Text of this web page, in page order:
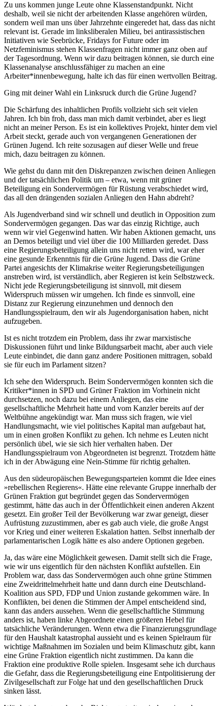
Zu uns kommen junge Leute ohne Klassenstandpunkt. Nicht
deshalb, weil sie nicht der arbeitenden Klasse angehören würden,
sondern weil man uns über Jahrzehnte eingeredet hat, dass das nicht
relevant ist. Gerade im linksliberalen Milieu, bei antirassistischen
Initiativen wie Seebrücke, Fridays for Future oder im
Netzfeminismus stehen Klassenfragen nicht immer ganz oben auf
der Tagesordnung. Wenn wir dazu beitragen können, sie durch eine
Klassenanalyse anschlussfähiger zu machen an eine
Arbeiter*innenbewegung, halte ich das für einen wertvollen Beitrag.
Ging mit deiner Wahl ein Linksruck durch die Grüne Jugend?
Die Schärfung des inhaltlichen Profils vollzieht sich seit vielen
Jahren. Ich bin froh, dass man mich damit verbindet, aber es liegt
nicht an meiner Person. Es ist ein kollektives Projekt, hinter dem viel
Arbeit steckt, gerade auch von vergangenen Generationen der
Grünen Jugend. Ich reite sozusagen auf dieser Welle und freue
mich, dazu beitragen zu können.
Wie gehst du dann mit den Diskrepanzen zwischen deinen Anliegen
und der tatsächlichen Politik um – etwa, wenn mit grüner
Beteiligung ein Sondervermögen für Rüstung verabschiedet wird,
das all den drängenden sozialen Anliegen den Hahn abdreht?
Als Jugendverband sind wir schnell und deutlich in Opposition zum
Sondervermögen gegangen. Das war das einzig Richtige, auch
wenn wir viel Gegenwind hatten. Wir haben Aktionen gemacht, uns
an Demos beteiligt und viel über die 100 Milliarden geredet. Dass
eine Regierungsbeteiligung allein uns nicht retten wird, war eher
eine gesunde Erkenntnis für die Grüne Jugend. Dass die Grüne
Partei angesichts der Klimakrise weiter Regierungsbeteiligungen
anstreben wird, ist verständlich, aber Regieren ist kein Selbstzweck.
Nicht jede Regierungsbeteiligung ist sinnvoll, mit diesem
Widerspruch müssen wir umgehen. Ich finde es sinnvoll, eine
Distanz zur Regierung einzunehmen und dennoch den
Handlungsspielraum, den wir als Jugendorganisation haben, nicht
aufzugeben.
Ist es nicht trotzdem ein Problem, dass ihr zwar marxistische
Diskussionen führt und linke Bildungsarbeit macht, aber auch viele
Leute einbindet, die dann ganz andere Positionen mittragen, sobald
sie für euch im Parlament sitzen?
Ich sehe den Widerspruch. Beim Sondervermögen konnten sich die
Kritiker*innen in SPD und Grüner Fraktion im Vorhinein nicht
durchsetzen, noch dazu bei einem Anliegen, das eine
gesellschaftliche Mehrheit hatte und vom Kanzler bereits auf der
Weltbühne angekündigt war. Man muss sich fragen, wie viel
Handlungsmacht, wie viel politisches Kapital man aufgebaut hat,
um in einen großen Konflikt zu gehen. Ich nehme es Leuten nicht
persönlich übel, wie sie sich hier verhalten haben. Der
Handlungsspielraum von Abgeordneten ist begrenzt. Trotzdem hätte
ich in der Abwägung eine Nein-Stimme für richtig gehalten.
Aus den südeuropäischen Bewegungsparteien kommt die Idee eines
»rebellischen Regierens«. Hätte eine relevante Gruppe innerhalb der
Grünen Fraktion gut begründet gegen das Sondervermögen
gestimmt, hätte das auch in der Öffentlichkeit einen anderen Akzent
gesetzt. Ein großer Teil der Bevölkerung war zwar geneigt, dieser
Aufrüstung zuzustimmen, aber es gab auch viele, die große Angst
vor Krieg und einer weiteren Eskalation hatten. Selbst innerhalb der
parlamentarischen Logik hätte es also andere Optionen gegeben.
Ja, das wäre eine Möglichkeit gewesen. Damit stellt sich die Frage,
wie wir uns eigentlich für den nächsten Konflikt aufstellen. Ein
Problem war, dass das Sondervermögen auch ohne grüne Stimmen
eine Zweidrittelmehrheit hatte und dann durch eine Deutschland-
Koalition aus SPD, FDP und Union zustande gekommen wäre. In
Konflikten, bei denen die Stimmen der Ampel entscheidend sind,
kann das anders aussehen. Wenn die gesellschaftliche Stimmung
anders ist, haben linke Abgeordnete einen größeren Hebel für
tatsächliche Veränderungen. Wenn etwa die Finanzierungsgrundlage
für den Haushalt katastrophal aussieht und es keinen Spielraum für
wichtige Maßnahmen im Sozialen und beim Klimaschutz gibt, kann
eine Grüne Fraktion eigentlich nicht zustimmen. Da kann die
Fraktion eine produktive Rolle spielen. Insgesamt sehe ich durchaus
die Gefahr, dass die Regierungsbeteiligung eine Entpolitisierung der
Zivilgesellschaft zur Folge hat und den gesellschaftlichen Druck
sinken lässt.